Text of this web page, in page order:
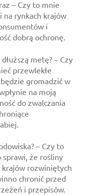
– Czy to mnie
na rynkach krajów
i
dobrą ochronę.
metę? – Czy
przewlekłe
gromadzić w
na moją
do zwalczania
– Czy to
że rośliny
krajów rozwiniętych
chronić przed
i przepisów.